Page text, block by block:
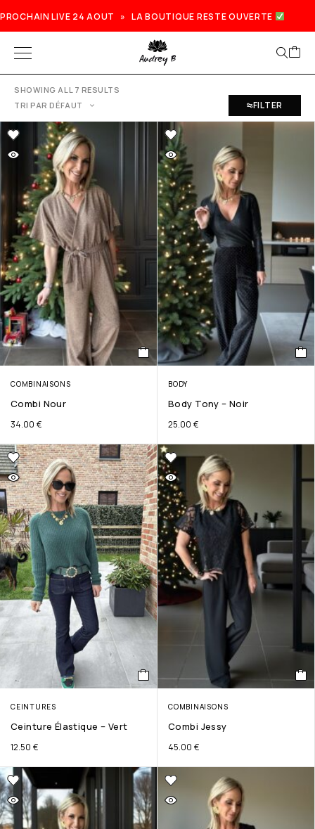
PROCHAIN LIVE 24 AOUT » LA BOUTIQUE RESTE OUVERTE
SHOWING ALL 7 RESULTS
TRI PAR DÉFAUT
FILTER
COMBINAISONS
Combi Nour
34.00 €
BODY
Body Tony – Noir
25.00 €
CEINTURES
Ceinture Élastique – Vert
12.50 €
COMBINAISONS
Combi Jessy
45.00 €